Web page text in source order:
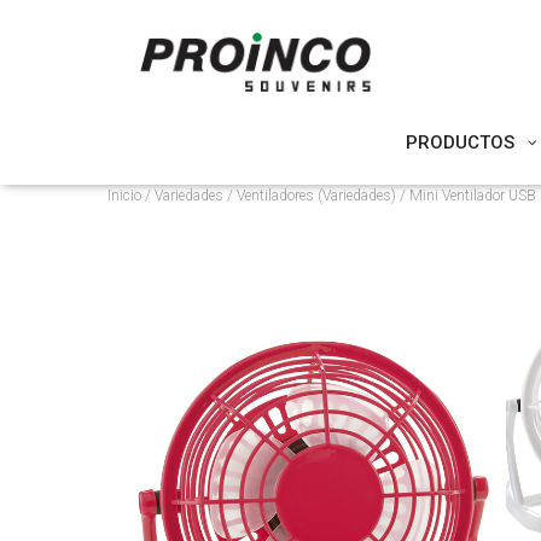
PRODUCTOS
Inicio/ Variedades / Ventiladores (Variedades) / Mini Ventilador USB